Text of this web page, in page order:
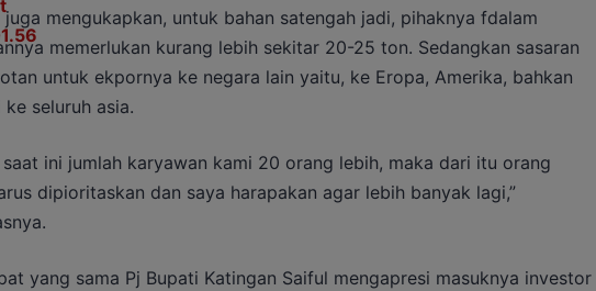
juga mengukapkan, untuk bahan satengah jadi, pihaknya fdalam
memerlukan kurang lebih sekitar 20-25 ton. Sedangkan sasaran
untuk ekpornya ke negara lain yaitu, ke Eropa, Amerika, bahkan
ke seluruh asia.
saat ini jumlah karyawan kami 20 orang lebih, maka dari itu orang
dipioritaskan dan saya harapakan agar lebih banyak lagi,”
yang sama Pj Bupati Katingan Saiful mengapresi masuknya investor